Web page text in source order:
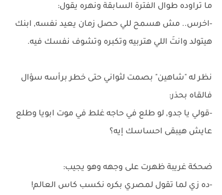
ما تراوده طوال الفترة السابقة ونهره يقول:
-اخرس.. مش هسمح للي حصل زمان يعيد نفسه, ابنك
هيتولد وانتَ اللي هتربيه وتكبره وتشوف نفسك فيه.
نظر له "شاهين" بصمت لثواني حتى خطر برأسه سؤال
فالقاه بحذر:
-قولي يا جدو, لو طلع في حاجه غلط في موت ابويا وطلع
عايش هيبقى احساسك إيه؟
ضحكة غريبة ظهرت على وجهه وهو يجيب:
-ده زي لما تقول لمصري بكره نكسب كاس العالم!